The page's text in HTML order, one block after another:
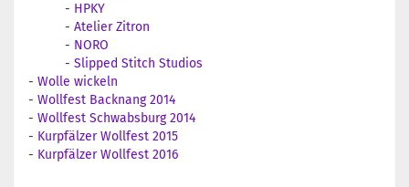
- HPKY
- Atelier Zitron
- NORO
- Slipped Stitch Studios
- Wolle wickeln
- Wollfest Backnang 2014
- Wollfest Schwabsburg 2014
- Kurpfälzer Wollfest 2015
- Kurpfälzer Wollfest 2016